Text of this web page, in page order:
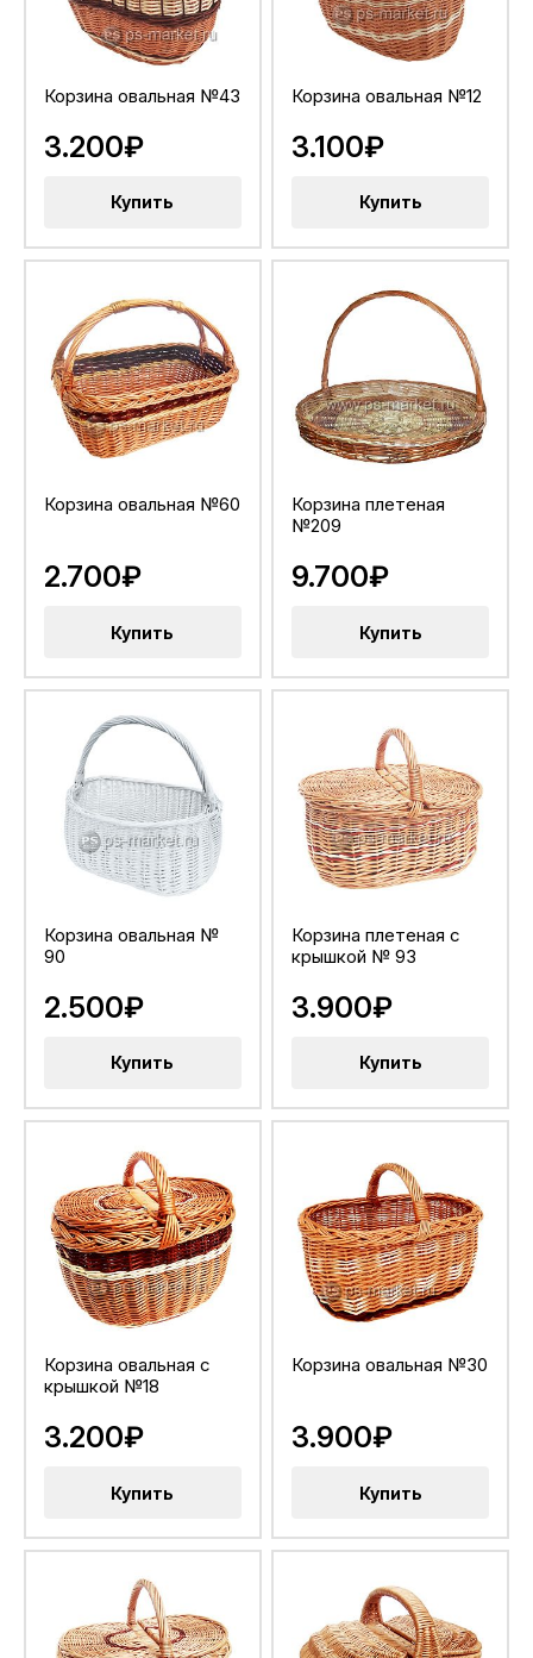
Корзина овальная №43
3.200₽
Купить
Корзина овальная №12
3.100₽
Купить
Корзина овальная №60
2.700₽
Купить
Корзина плетеная
№209
9.700₽
Купить
Корзина овальная №
90
2.500₽
Купить
Корзина плетеная с
крышкой № 93
3.900₽
Купить
Корзина овальная с
крышкой №18
3.200₽
Купить
Корзина овальная №30
3.900₽
Купить